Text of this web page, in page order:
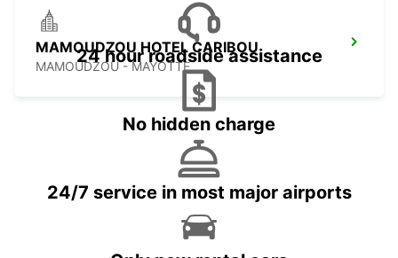
MAMOUDZOU HOTEL CARIBOU
MAMOUDZOU - MAYOTTE
24 hour roadside assistance
No hidden charge
24/7 service in most major airports